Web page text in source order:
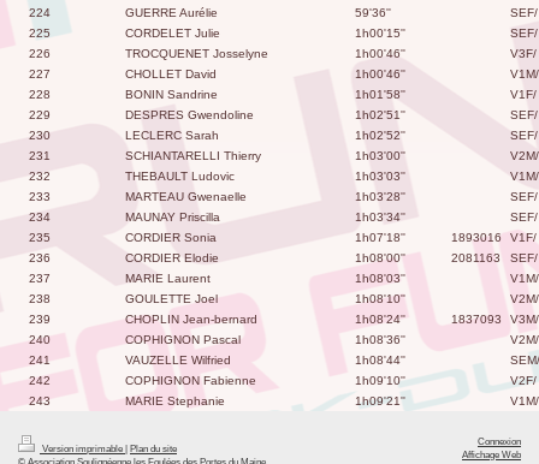
224
GUERRE Aurélie 59'36''
SEF/
225
CORDELET Julie 1h00'15''
SEF/
226
TROCQUENET Josselyne 1h00'46''
V3F/
227
CHOLLET David 1h00'46''
V1M/
228
BONIN Sandrine 1h01'58''
V1F/
229
DESPRES Gwendoline 1h02'51''
SEF/
230
LECLERC Sarah 1h02'52''
SEF/
231
SCHIANTARELLI Thierry 1h03'00''
V2M/
232
THEBAULT Ludovic 1h03'03''
V1M/
233
MARTEAU Gwenaelle 1h03'28''
SEF/
234
MAUNAY Priscilla 1h03'34''
SEF/
235
CORDIER Sonia 1h07'18'' 1893016
V1F/
236
CORDIER Elodie 1h08'00'' 2081163
SEF/
237
MARIE Laurent 1h08'03''
V1M/
238
GOULETTE Joel 1h08'10''
V2M/
239
CHOPLIN Jean-bernard 1h08'24'' 1837093
V3M/
240
COPHIGNON Pascal 1h08'36''
V2M/
241
VAUZELLE Wilfried 1h08'44''
SEM/
242
COPHIGNON Fabienne 1h09'10''
V2F/
243
MARIE Stephanie 1h09'21'' V1M/
Version imprimable | Plan du site
© Association Soulignéenne les Foulées des Portes du Maine
Connexion
Affichage Web